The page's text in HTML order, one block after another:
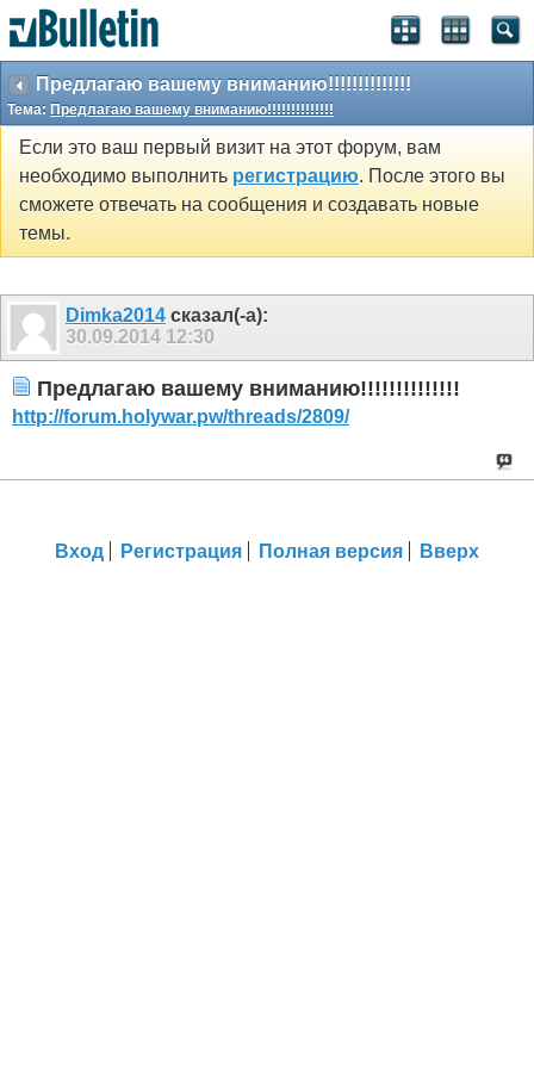
Предлагаю вашему вниманию!!!!!!!!!!!!!!
Тема: Предлагаю вашему вниманию!!!!!!!!!!!!!!
Если это ваш первый визит на этот форум, вам
необходимо выполнить регистрацию. После этого вы
сможете отвечать на сообщения и создавать новые
темы.
Dimka2014 сказал(-а):
30.09.2014 12:30
Предлагаю вашему вниманию!!!!!!!!!!!!!!
http://forum.holywar.pw/threads/2809/
Вход Регистрация Полная версия Вверх